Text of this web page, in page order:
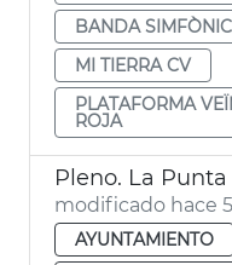
BANDA
MI TIERRA CV
PLATAFORMA
ROJA
Pleno. La
modificado hace
AYUNTAMIENTO